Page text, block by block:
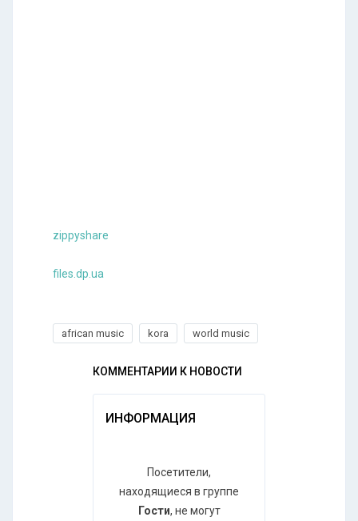
zippyshare
files.dp.ua
african music kora world music
КОММЕНТАРИИ К НОВОСТИ
ИНФОРМАЦИЯ
Посетители,
находящиеся в группе
Гости, не могут